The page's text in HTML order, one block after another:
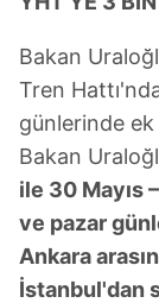
Bakan
Tren
günlerinde
Bakan
ile 30 Mayıs
ve pazar
Ankara
İstanbul'dan